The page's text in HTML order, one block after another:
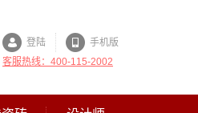
登陆
手机版
客服热线：400-115-2002